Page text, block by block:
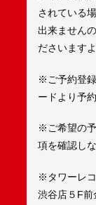
されている
出来ません
ださいます
※ご予約登
ードより予
※ご希望の
項を確認し
※タワーレ
渋谷店５F前